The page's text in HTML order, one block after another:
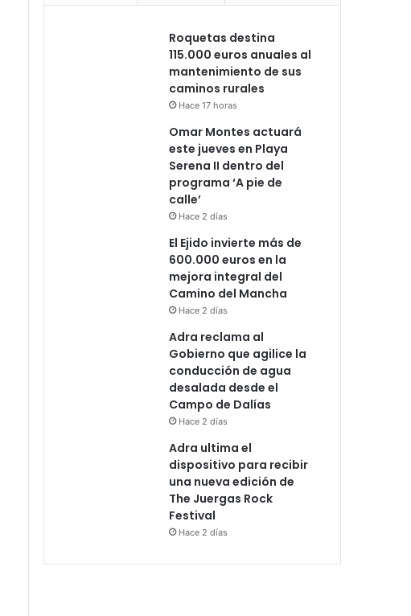
Roquetas destina
115.000 euros anuales al
mantenimiento de sus
caminos rurales
Hace 17 horas
Omar Montes actuará
este jueves en Playa
Serena II dentro del
programa ‘A pie de
calle’
Hace 2 días
El Ejido invierte más de
600.000 euros en la
mejora integral del
Camino del Mancha
Hace 2 días
Adra reclama al
Gobierno que agilice la
conducción de agua
desalada desde el
Campo de Dalías
Hace 2 días
Adra ultima el
dispositivo para recibir
una nueva edición de
The Juergas Rock
Festival
Hace 2 días